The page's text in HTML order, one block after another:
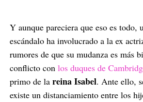
Y aunque pareciera que eso es todo,
escándalo ha involucrado a la ex
rumores de que su mudanza es más
conflicto con los duques de
primo de la reina Isabel. Ante ello,
existe un distanciamiento entre los